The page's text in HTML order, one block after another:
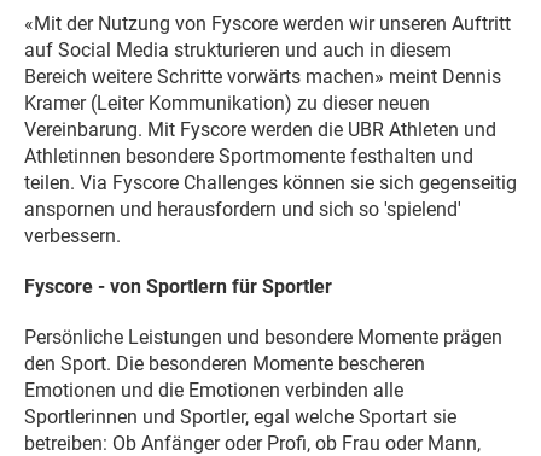
«Mit der Nutzung von Fyscore werden wir unseren Auftritt
auf Social Media strukturieren und auch in diesem
Bereich weitere Schritte vorwärts machen» meint Dennis
Kramer (Leiter Kommunikation) zu dieser neuen
Vereinbarung. Mit Fyscore werden die UBR Athleten und
Athletinnen besondere Sportmomente festhalten und
teilen. Via Fyscore Challenges können sie sich gegenseitig
anspornen und herausfordern und sich so 'spielend'
verbessern.
Fyscore - von Sportlern für Sportler
Persönliche Leistungen und besondere Momente prägen
den Sport. Die besonderen Momente bescheren
Emotionen und die Emotionen verbinden alle
Sportlerinnen und Sportler, egal welche Sportart sie
betreiben: Ob Anfänger oder Profi, ob Frau oder Mann,